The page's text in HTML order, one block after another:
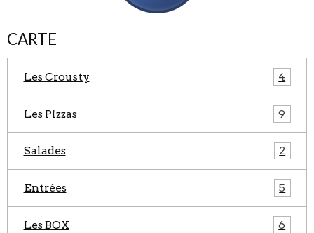
CARTE
Les Crousty 4
Les Pizzas 9
Salades 2
Entrées 5
Les BOX 6